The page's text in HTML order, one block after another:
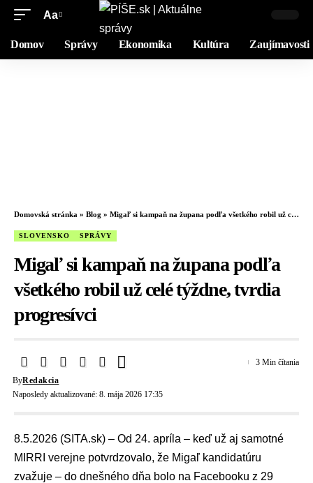
Aa
Domov Správy Ekonomika Kultúra Zaujímavosti
Domovská stránka » Blog » Migaľ si kampaň na župana podľa všetkého robil už celé týždne, tvrdia progresívci
SLOVENSKO SPRÁVY
Migaľ si kampaň na župana podľa
všetkého robil už celé týždne, tvrdia
progresívci
Naposledy aktualizované: 8. mája 2026 17:35
ByRedakcia
3 Min čítania
8.5.2026 (SITA.sk) – Od 24. apríla – keď už aj samotné
MIRRI verejne potvrdzovalo, že Migaľ kandidatúru
zvažuje – do dnešného dňa bolo na Facebooku z 29